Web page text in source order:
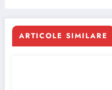
ARTICOLE SIMILARE